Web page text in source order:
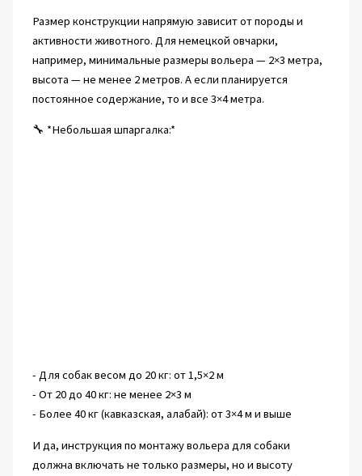
Размер конструкции напрямую зависит от породы и
активности животного. Для немецкой овчарки,
например, минимальные размеры вольера — 2×3 метра,
высота — не менее 2 метров. А если планируется
постоянное содержание, то и все 3×4 метра.
🔧 *Небольшая шпаргалка:*
- Для собак весом до 20 кг: от 1,5×2 м
- От 20 до 40 кг: не менее 2×3 м
- Более 40 кг (кавказская, алабай): от 3×4 м и выше
И да, инструкция по монтажу вольера для собаки
должна включать не только размеры, но и высоту